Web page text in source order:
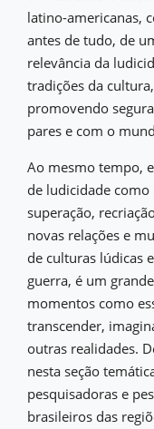
latino-americanas,
antes de tudo, de
relevância da
tradições da
promovendo
pares e com o
Ao mesmo tempo,
de ludicidade
superação,
novas relações e
de culturas lúdicas
guerra, é um
momentos como
transcender,
outras realidades.
nesta seção
pesquisadoras e
brasileiros das